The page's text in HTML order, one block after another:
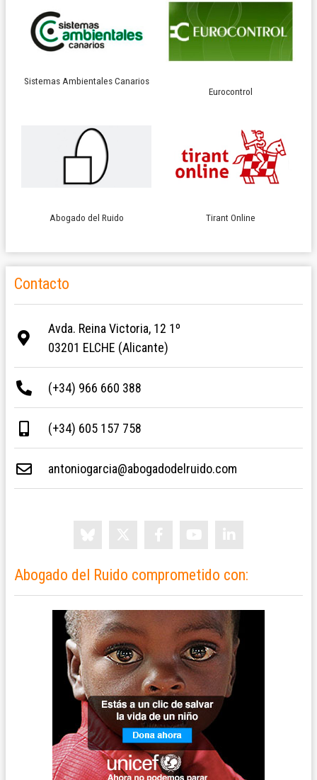
Sistemas Ambientales Canarios
Eurocontrol
Abogado del Ruido Tirant Online
Contacto
Avda. Reina Victoria, 12 1º
03201 ELCHE (Alicante)
(+34) 966 660 388
(+34) 605 157 758
antoniogarcia@abogadodelruido.com
Abogado del Ruido comprometido con: